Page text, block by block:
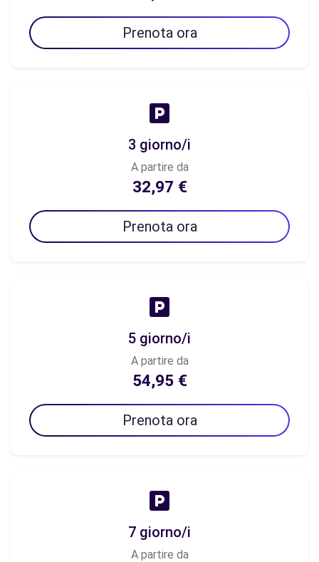
Prenota ora
3 giorno/i
A partire da
32,97 €
Prenota ora
5 giorno/i
A partire da
54,95 €
Prenota ora
7 giorno/i
A partire da